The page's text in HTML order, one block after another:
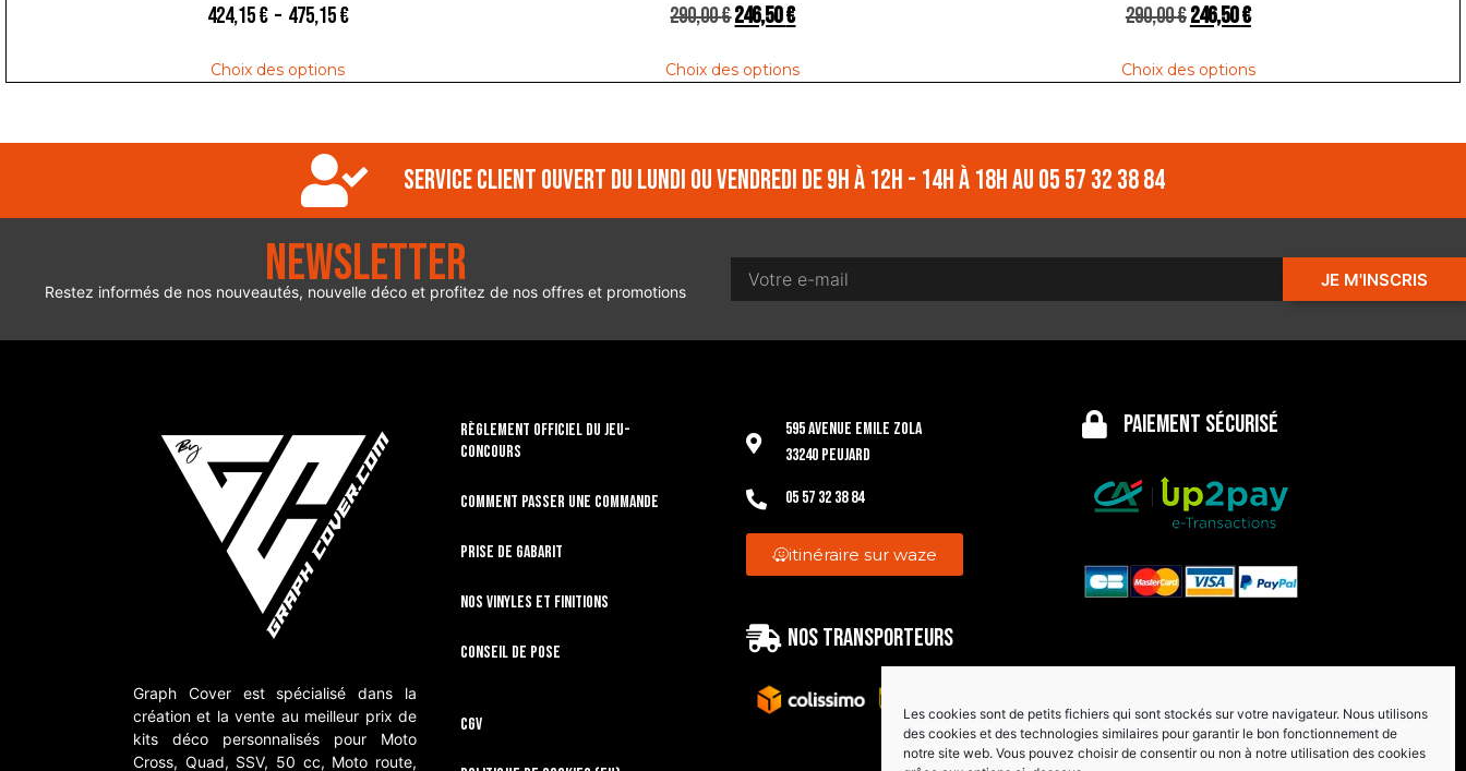
Les cookies sont de petits fichiers qui sont stockés sur votre navigateur. Nous utilisons
des cookies et des technologies similaires pour garantir le bon fonctionnement de
notre site web. Vous pouvez choisir de consentir ou non à notre utilisation des cookies
424,15€ – 475,15€
Choix des options
290,00€246,50€
Choix des options
290,00€246,50€
Choix des options
Service client ouvert du lundi ou vendredi de 9h à 12h - 14h à 18h au 05 57 32 38 84
Newsletter
Restez informés de nos nouveautés, nouvelle déco et profitez de nos offres et promotions
JE M'INSCRIS
Graph Cover est spécialisé dans la
création et la vente au meilleur prix de
kits déco personnalisés pour Moto
Cross, Quad, SSV, 50 cc, Moto route,
RÈGLEMENT OFFICIEL DU JEU-
CONCOURS
Comment passer une commande
Prise de gabarit
Nos vinyles et finitions
Conseil de pose
CGV
595 Avenue Emile Zola
33240 Peujard
05 57 32 38 84
itinéraire sur waze
Nos transporteurs
Paiement sécurisé